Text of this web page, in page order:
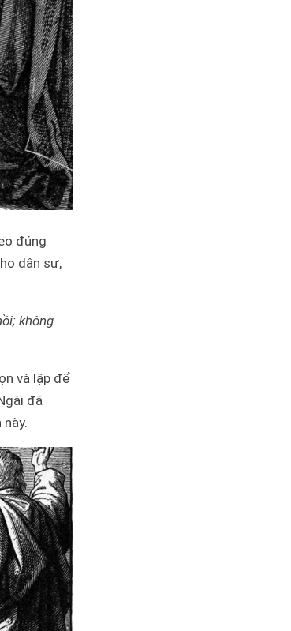
đúng
dân sự,
không
và lập để
đã